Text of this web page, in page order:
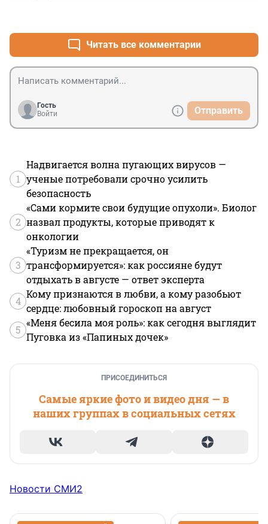
Читать все комментарии
Гость
Войти
Отправить
1
Надвигается волна пугающих вирусов —
ученые потребовали срочно усилить
безопасность
2
«Сами кормите свои будущие опухоли». Биолог
назвал продукты, которые приводят к
онкологии
3
«Туризм не прекращается, он
трансформируется»: как россияне будут
отдыхать в августе — ответ эксперта
4
Кому признаются в любви, а кому разобьют
сердце: любовный гороскоп на август
5
«Меня бесила моя роль»: как сегодня выглядит
Пуговка из «Папиных дочек»
ПРИСОЕДИНИТЬСЯ
Самые яркие фото и видео дня — в
наших группах в социальных сетях
Новости СМИ2